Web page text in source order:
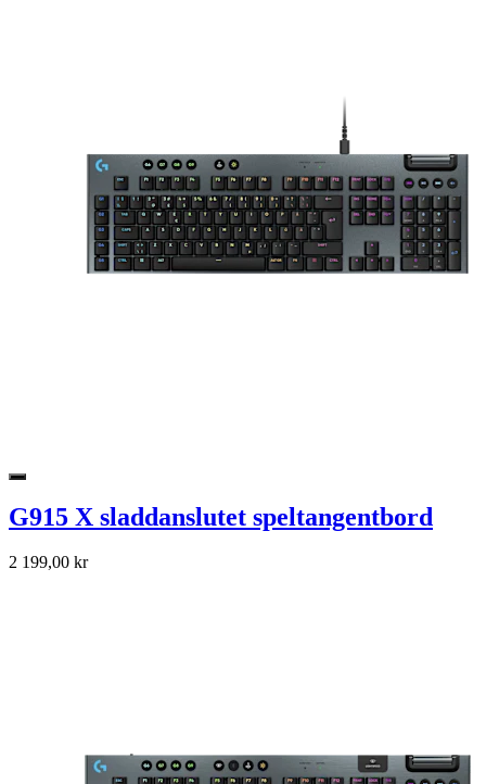
G915 X sladdanslutet speltangentbord
2 199,00 kr